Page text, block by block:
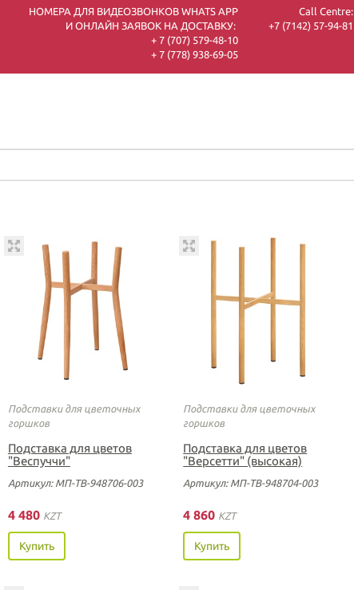
НОМЕРА ДЛЯ ВИДЕОЗВОНКОВ WHATS APP
И ОНЛАЙН ЗАЯВОК НА ДОСТАВКУ:
+ 7 (707) 579-48-10
+ 7 (778) 938-69-05
Call Centre:
+7 (7142) 57-94-81
Подставки для цветочных
горшков
Подставка для цветов
"Веспуччи"
Артикул: МП-ТВ-948706-003
4 480 KZT
Купить
Подставки для цветочных
горшков
Подставка для цветов
"Версетти" (высокая)
Артикул: МП-ТВ-948704-003
4 860 KZT
Купить